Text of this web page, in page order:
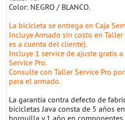
Color: NEGRO / BLANCO.
La bicicleta se entrega en Caja
Incluye Armado sin costo en
es a cuenta del cliente).
Incluye 1 service de ajuste gratis
Service Pro.
Consulte con Taller Service Pro
para el armado.
La garantía contra defecto de
bicicletas Java consta de 5 años